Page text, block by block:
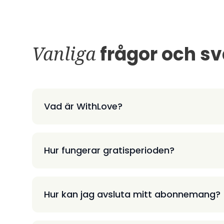
Vanligafrågor och
Vad är WithLove?
Hur fungerar gratisperioden?
Hur kan jag avsluta mitt abonnemang?